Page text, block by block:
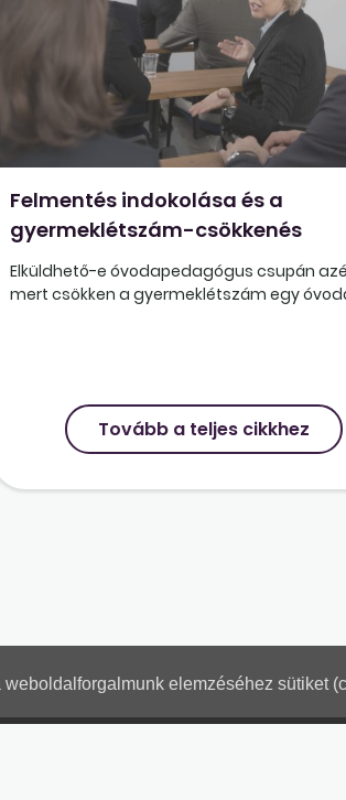
elemzéséhez sütiket
Felmentés indokolása és a
gyermeklétszám-csökkenés
Elküldhető-e óvodapedagógus csupán
mert csökken a gyermeklétszám egy
Tovább a teljes cikkhez